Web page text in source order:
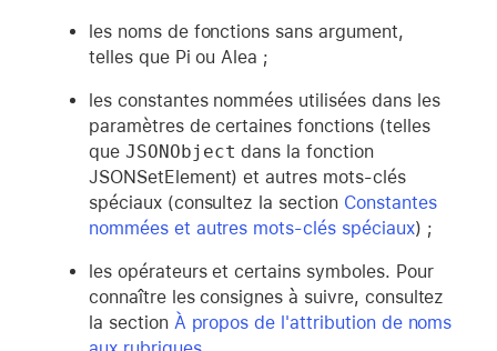
les noms de fonctions sans argument,
telles que Pi ou Alea ;
les constantes nommées utilisées dans les
paramètres de certaines fonctions (telles
que JSONObject dans la fonction
JSONSetElement) et autres mots-clés
spéciaux (consultez la section Constantes
nommées et autres mots-clés spéciaux) ;
les opérateurs et certains symboles. Pour
connaître les consignes à suivre, consultez
la section À propos de l'attribution de noms